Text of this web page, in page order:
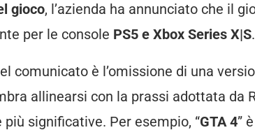
gioco, l’azienda ha annunciato che il
per le console PS5 e Xbox Series X|S.
comunicato è l’omissione di una
allinearsi con la prassi adottata da
significative. Per esempio, “GTA 4”